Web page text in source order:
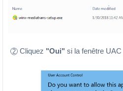
2 Cliquez "Oui" si la fenêtre